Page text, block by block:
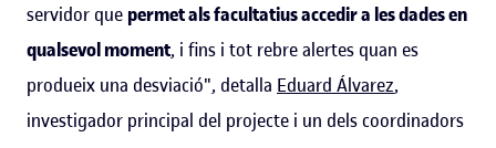
servidor que permet als facultatius accedir a les dades en
qualsevol moment, i fins i tot rebre alertes quan es
produeix una desviació", detalla Eduard Álvarez,
investigador principal del projecte i un dels coordinadors